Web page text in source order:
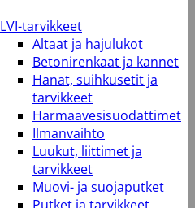
LVI-tarvikkeet
Altaat ja hajulukot
Betonirenkaat ja kannet
Hanat, suihkusetit ja
tarvikkeet
Harmaavesisuodattimet
Ilmanvaihto
Luukut, liittimet ja
tarvikkeet
Muovi- ja suojaputket